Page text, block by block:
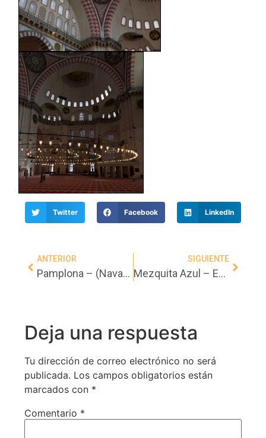
Twitter Facebook LinkedIn
ANTERIOR
Pamplona – (Navarra)
SIGUIENTE
Mezquita Azul – Estambul – (Turquia)
Deja una respuesta
Tu dirección de correo electrónico no será
publicada. Los campos obligatorios están
marcados con *
Comentario *